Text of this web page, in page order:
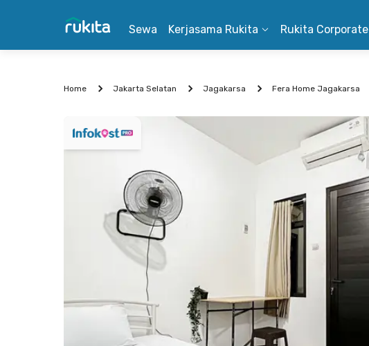
Sewa Kerjasama Rukita Rukita Corporate
Home Jakarta Selatan Jagakarsa Fera Home Jagakarsa